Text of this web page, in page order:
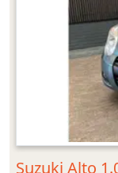
Suzuki Alto